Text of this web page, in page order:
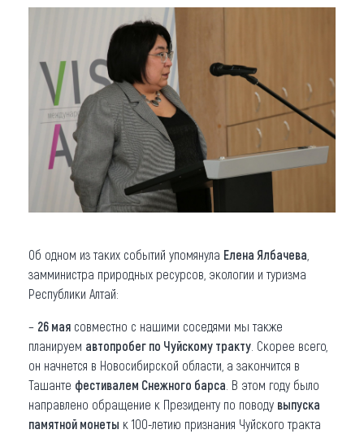
Об одном из таких событий упомянула Елена Ялбачева
замминистра природных ресурсов, экологии и туризма
Республики Алтай:
– 26 мая совместно с нашими соседями мы также
планируем автопробег по Чуйскому тракту . Скорее всего,
он начнется в Новосибирской области, а закончится в
Ташанте фестивалем Снежного барса . В этом году было
направлено обращение к Президенту по поводу выпуска
памятной монеты к 100-летию признания Чуйского тракта